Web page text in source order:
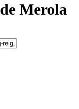
Merola